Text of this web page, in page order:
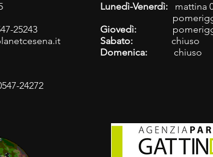
25243
Lunedì-Venerdì:
mattina
pomeriggio
Giovedì:
pomeriggio
Sabato:
chiuso
Domenica:
chiuso
24272